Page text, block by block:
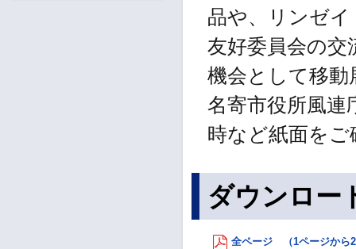
品や、リンゼ
友好委員会の
機会として移
名寄市役所風連
時など紙面を
ダウンロー
全ページ （1ページから